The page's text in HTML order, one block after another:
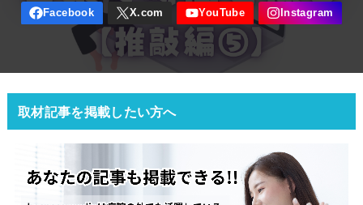
取材記事を掲載したい方へ